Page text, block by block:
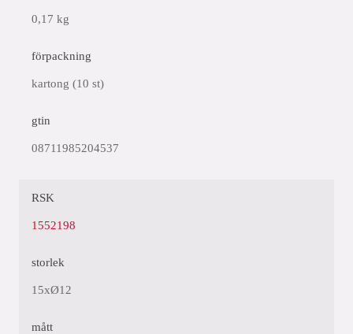
0,17 kg
förpackning
kartong (10 st)
gtin
08711985204537
RSK
1552198
storlek
15xØ12
mått